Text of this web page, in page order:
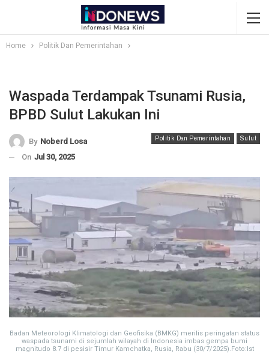
Home Politik Dan Pemerintahan
Waspada Terdampak Tsunami Rusia,
BPBD Sulut Lakukan Ini
Politik Dan Pemerintahan Sulut
By Noberd Losa
On Jul 30, 2025
Badan Meteorologi Klimatologi dan Geofisika (BMKG) merilis peringatan status
waspada tsunami di sejumlah wilayah di Indonesia imbas gempa bumi
magnitudo 8.7 di pesisir Timur Kamchatka, Rusia, Rabu (30/7/2025).Foto:Ist